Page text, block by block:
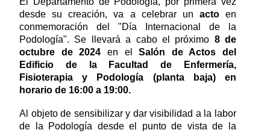
desde su creación, va a celebrar un acto en
conmemoración del "Día Internacional de la
Podología". Se llevará a cabo el próximo 8 de
octubre de 2024 en elSalón de Actos del
Edificio de la Facultad de Enfermería,
Fisioterapia y Podología (planta baja) en
horario de 16:00 a 19:00.
Al objeto de sensibilizar y dar visibilidad a la labor
de la Podología desde el punto de vista de la